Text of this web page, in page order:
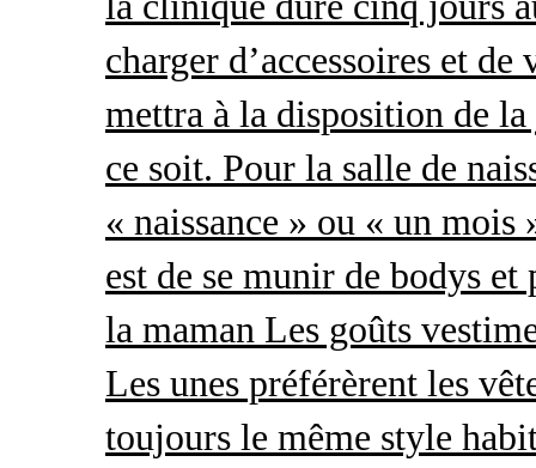
charger d’accessoires et
mettra à la disposition de
ce soit. Pour la salle de
« naissance » ou « un
est de se munir de bodys
la maman Les goûts
Les unes préférèrent les
toujours le même style